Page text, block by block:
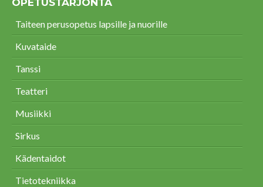
OPETUSTARJONTA
Taiteen perusopetus lapsille ja nuorille
Kuvataide
Tanssi
Teatteri
Musiikki
Sirkus
Kädentaidot
Tietotekniikka